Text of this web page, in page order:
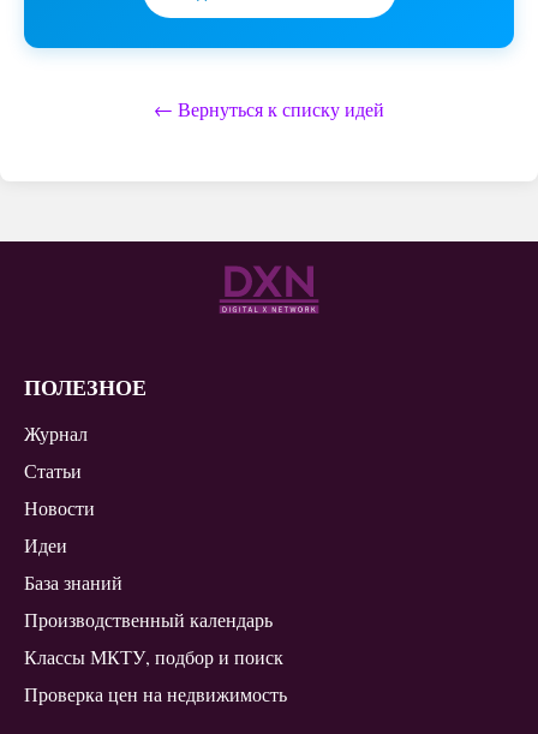
← Вернуться к списку идей
ПОЛЕЗНОЕ
Журнал
Статьи
Новости
Идеи
База знаний
Производственный календарь
Классы МКТУ, подбор и поиск
Проверка цен на недвижимость